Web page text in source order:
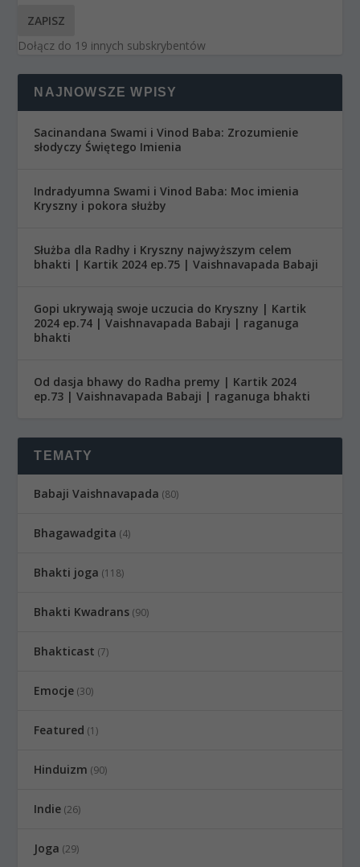
ZAPISZ
Dołącz do 19 innych subskrybentów
NAJNOWSZE WPISY
Sacinandana Swami i Vinod Baba: Zrozumienie
słodyczy Świętego Imienia
Indradyumna Swami i Vinod Baba: Moc imienia
Kryszny i pokora służby
Służba dla Radhy i Kryszny najwyższym celem
bhakti | Kartik 2024 ep.75 | Vaishnavapada Babaji
Gopi ukrywają swoje uczucia do Kryszny | Kartik
2024 ep.74 | Vaishnavapada Babaji | raganuga
bhakti
Od dasja bhawy do Radha premy | Kartik 2024
ep.73 | Vaishnavapada Babaji | raganuga bhakti
TEMATY
Babaji Vaishnavapada (80)
Bhagawadgita (4)
Bhakti joga (118)
Bhakti Kwadrans (90)
Bhakticast (7)
Emocje (30)
Featured (1)
Hinduizm (90)
Indie (26)
Joga (29)